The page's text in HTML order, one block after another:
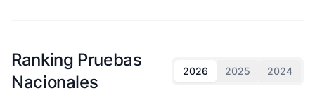
Ranking Pruebas
Nacionales
2026 2025 2024